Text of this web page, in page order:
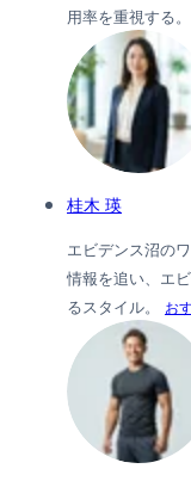
用率を重視する。
桂木 瑛
エビデンス沼の
情報を追い、エ
るスタイル。
お